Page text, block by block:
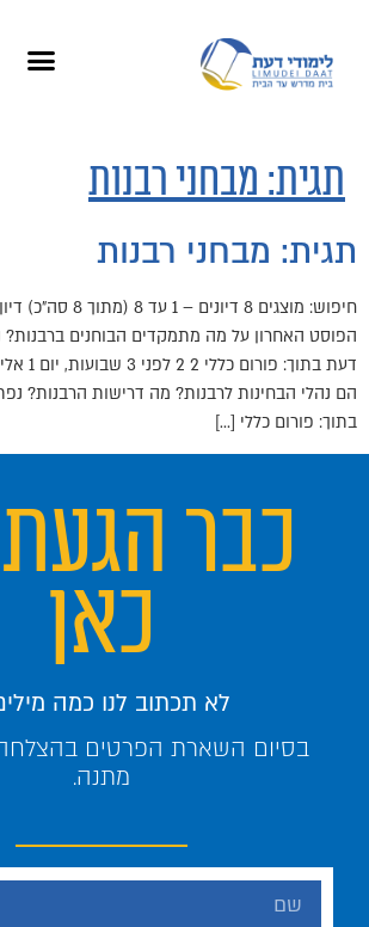
תגית: מבחני רבנות
תגית: מבחני רבנות
חיפוש: מוצגים 8
הפוסט האחרון על מה מתמקדים הבוחנים ברבנות?
דעת
הם נהלי הבחינות לרבנות? מה דרישות הרבנות?
בתוך: פורום כללי […]
כבר
כאן
לא תכתוב לנו כמה
בסיום השארת הפרטים
מתנה.